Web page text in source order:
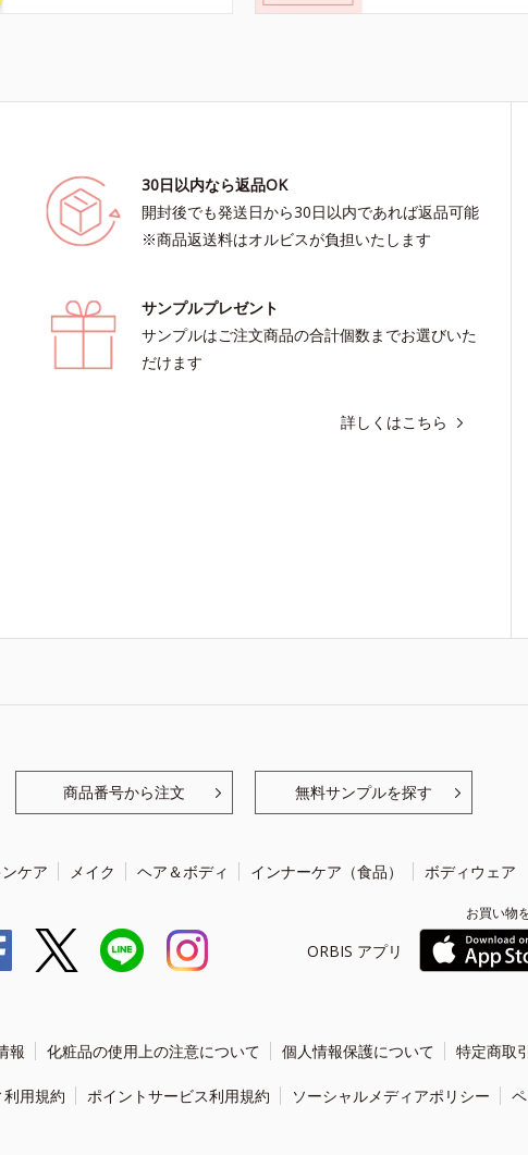
30日以内なら返品OK
開封後でも発送日から30日以内であれば返品可能
※商品返送料はオルビスが負担いたします
サンプルプレゼント
サンプルはご注文商品の合計個数までお選びいた
だけます
詳しくはこちら
商品番号から注文 無料サンプルを探す
ケア メイク ヘア＆ボディ インナーケア（食品） ボディウェア
ORBIS アプリ
お買い物
報 化粧品の使用上の注意について 個人情報保護について 特定商取
用規約 ポイントサービス利用規約 ソーシャルメディアポリシー